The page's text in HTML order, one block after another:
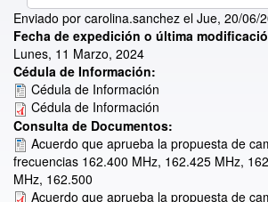
Enviado por carolina.sanchez el Jue, 20/06/
Fecha de expedición o última
Lunes, 11 Marzo, 2024
Cédula de Información:
Cédula de Información
Cédula de Información
Consulta de Documentos:
Acuerdo que aprueba la propuesta de
frecuencias 162.400 MHz, 162.425 MHz,
MHz, 162.500
Acuerdo que aprueba la propuesta de